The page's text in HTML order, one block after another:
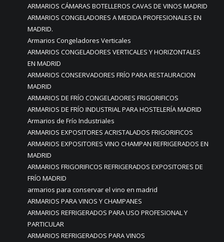
ARMARIOS CÁMARAS BOTELLEROS CAVAS DE VINOS MADRID
ARMARIOS CONGELADORES A MEDIDA PROFESIONALES EN
MADRID.
Armarios Congeladores Verticales
ARMARIOS CONGELADORES VERTICALES Y HORIZONTALES
EN MADRID
ARMARIOS CONSERVADORES FRÍO PARA RESTAURACION
MADRID
ARMARIOS DE FRÍO CONGELADORES FRIGORIFICOS
ARMARIOS DE FRÍO INDUSTRIAL PARA HOSTELERÍA MADRID
Armarios de Frío Industriales
ARMARIOS EXPOSITORES ACRISTALADOS FRIGORIFICOS
ARMARIOS EXPOSITORES VINO CHAMPAN REFRIGERADOS EN
MADRID
ARMARIOS FRIGORIFICOS REFRIGERADOS EXPOSITORES DE
FRÍO MADRID
armarios para conservar el vino en madrid
ARMARIOS PARA VINOS Y CHAMPANES
ARMARIOS REFRIGERADOS PARA USO PROFESIONAL Y
PARTICULAR
ARMARIOS REFRIGERADOS PARA VINOS